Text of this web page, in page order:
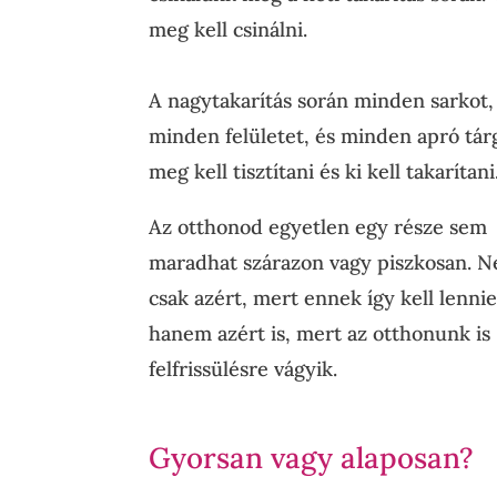
meg kell csinálni.
A nagytakarítás során minden sarkot,
minden felületet, és minden apró
meg kell tisztítani és ki kell
Az otthonod egyetlen egy része sem
maradhat szárazon vagy piszkosan.
csak azért, mert ennek így kell
hanem azért is, mert az otthonunk is
felfrissülésre vágyik.
Gyorsan vagy alaposan?